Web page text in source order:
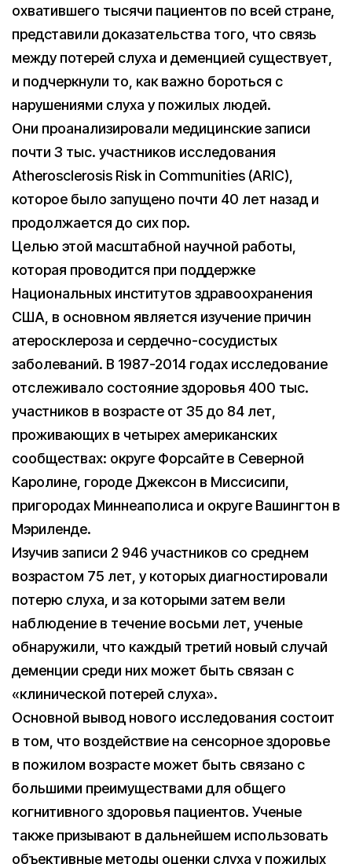
охватившего тысячи пациентов по всей стране,
представили доказательства того, что связь
между потерей слуха и деменцией существует,
и подчеркнули то, как важно бороться с
нарушениями слуха у пожилых людей.
Они проанализировали медицинские записи
почти 3 тыс. участников исследования
Atherosclerosis Risk in Communities (ARIC),
которое было запущено почти 40 лет назад и
продолжается до сих пор.
Целью этой масштабной научной работы,
которая проводится при поддержке
Национальных институтов здравоохранения
США, в основном является изучение причин
атеросклероза и сердечно-сосудистых
заболеваний. В 1987-2014 годах исследование
отслеживало состояние здоровья 400 тыс.
участников в возрасте от 35 до 84 лет,
проживающих в четырех американских
сообществах: округе Форсайте в Северной
Каролине, городе Джексон в Миссисипи,
пригородах Миннеаполиса и округе Вашингтон в
Мэриленде.
Изучив записи 2 946 участников со среднем
возрастом 75 лет, у которых диагностировали
потерю слуха, и за которыми затем вели
наблюдение в течение восьми лет, ученые
обнаружили, что каждый третий новый случай
деменции среди них может быть связан с
«клинической потерей слуха».
Основной вывод нового исследования состоит
в том, что воздействие на сенсорное здоровье
в пожилом возрасте может быть связано с
большими преимуществами для общего
когнитивного здоровья пациентов. Ученые
также призывают в дальнейшем использовать
объективные методы оценки слуха у пожилых